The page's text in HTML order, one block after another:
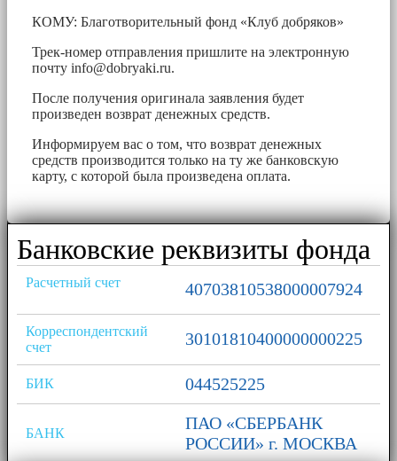
КОМУ: Благотворительный фонд «Клуб добряков»
Трек-номер отправления пришлите на электронную
почту info@dobryaki.ru.
После получения оригинала заявления будет
произведен возврат денежных средств.
Информируем вас о том, что возврат денежных
средств производится только на ту же банковскую
карту, с которой была произведена оплата.
Банковские реквизиты фонда
Расчетный счет 40703810538000007924
Корреспондентский
счет
30101810400000000225
БИК 044525225
БАНК
ПАО «СБЕРБАНК
РОССИИ» г. МОСКВА